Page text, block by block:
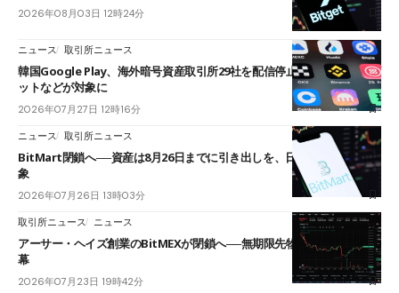
2026年08月03日 12時24分
ニュース 取引所ニュース
韓国Google Play、海外暗号資産取引所29社を配信停止──OKXやバイビ
ットなどが対象に
2026年07月27日 12時16分
ニュース 取引所ニュース
BitMart閉鎖へ──資産は8月26日までに引き出しを、日本人利用者も対
象
2026年07月26日 13時03分
取引所ニュース ニュース
アーサー・ヘイズ創業のBitMEXが閉鎖へ──無期限先物を生んだ11年に
幕
2026年07月23日 19時42分